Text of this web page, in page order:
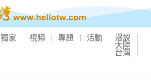
獨家 視頻 專題 活動 漫説
大陸
台灣